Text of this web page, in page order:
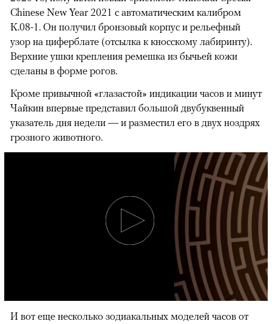
00:00 / 00:00
Chinese New Year 2021 с автоматическим калибром
K.08-1. Он получил бронзовый корпус и рельефный
узор на циферблате (отсылка к кносскому лабиринту).
Верхние ушки крепления ремешка из бычьей кожи
сделаны в форме рогов.
Кроме привычной «глазастой» индикации часов и минут
Чайкин впервые представил большой двубуквенный
указатель дня недели — и разместил его в двух ноздрях
грозного животного.
И вот еще несколько зодиакальных моделей часов от